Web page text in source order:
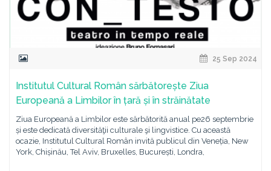
25 Sep 2024
Institutul Cultural Român sărbătorește Ziua
Europeană a Limbilor în țară și în străinătate
Ziua Europeană a Limbilor este sărbătorită anual pe26 septembrie
și este dedicată diversităţii culturale şi lingvistice. Cu această
ocazie, Institutul Cultural Român invită publicul din Veneția, New
York, Chișinău, Tel Aviv, Bruxelles, București, Londra,